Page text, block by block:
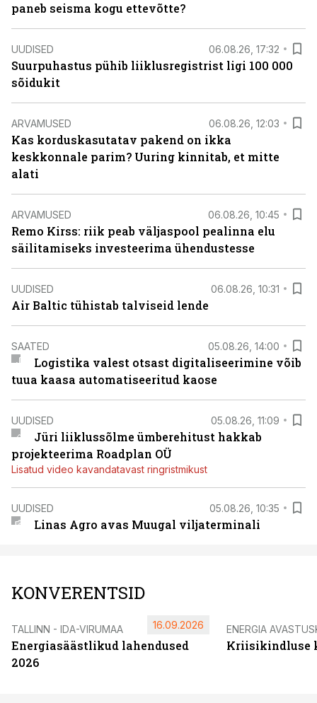
paneb seisma kogu ettevõtte?
UUDISED 06.08.26, 17:32
Suurpuhastus pühib liiklusregistrist ligi 100 000
sõidukit
ARVAMUSED 06.08.26, 12:03
Kas korduskasutatav pakend on ikka
keskkonnale parim? Uuring kinnitab, et mitte
alati
ARVAMUSED 06.08.26, 10:45
Remo Kirss: riik peab väljaspool pealinna elu
säilitamiseks investeerima ühendustesse
UUDISED 06.08.26, 10:31
Air Baltic tühistab talviseid lende
SAATED 05.08.26, 14:00
Logistika valest otsast digitaliseerimine võib
tuua kaasa automatiseeritud kaose
UUDISED 05.08.26, 11:09
Jüri liiklussõlme ümberehitust hakkab
projekteerima Roadplan OÜ
Lisatud video kavandatavast ringristmikust
UUDISED 05.08.26, 10:35
Linas Agro avas Muugal viljaterminali
KONVERENTSID
TALLINN - IDA-VIRUMAA
Energiasäästlikud lahendused
2026
16.09.2026 ENERGIA
Kriisikindluse